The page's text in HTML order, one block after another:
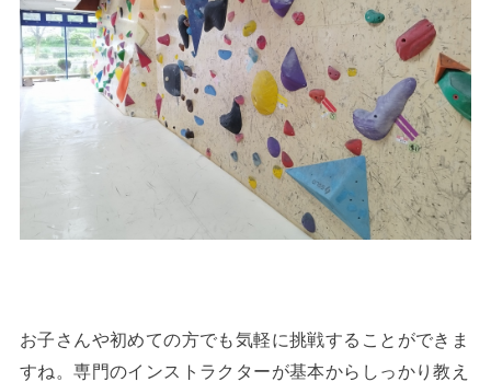
お子さんや初めての方でも気軽に挑戦することができま
すね。専門のインストラクターが基本からしっかり教え